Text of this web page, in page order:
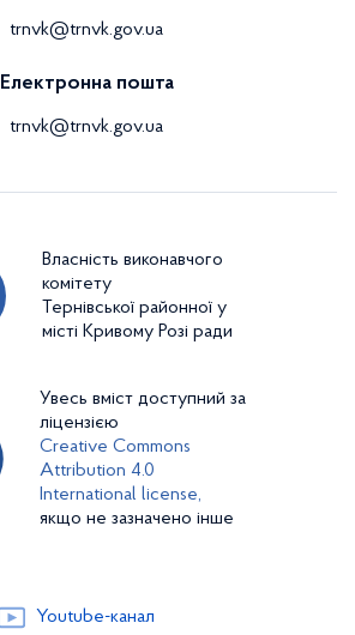
trnvk@trnvk.gov.ua
Електронна пошта
trnvk@trnvk.gov.ua
Власність виконавчого
комітету
Тернівської районної у
місті Кривому Розі ради
Увесь вміст доступний за
ліцензією
Creative Commons
Attribution 4.0
International license,
якщо не зазначено інше
Youtube-канал